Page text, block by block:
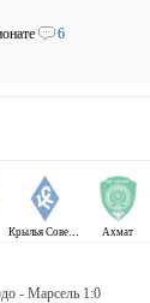
6
Крылья Советов Ахмат
- Марсель 1:0